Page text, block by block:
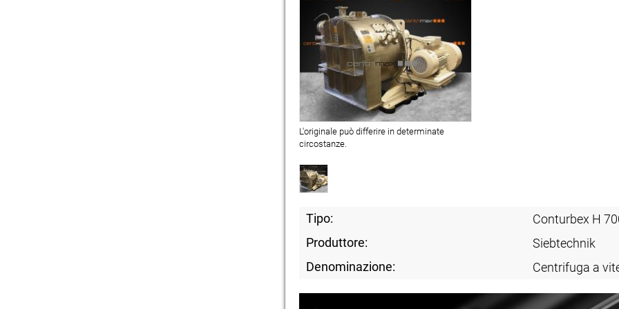
L'originale può differire in determinate
circostanze.
Tipo:
Conturbex H
Produttore:
Siebtechnik
Denominazione:
Centrifuga a